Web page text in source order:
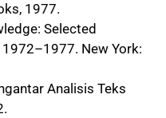
1977.
Selected
New York:
Analisis Teks